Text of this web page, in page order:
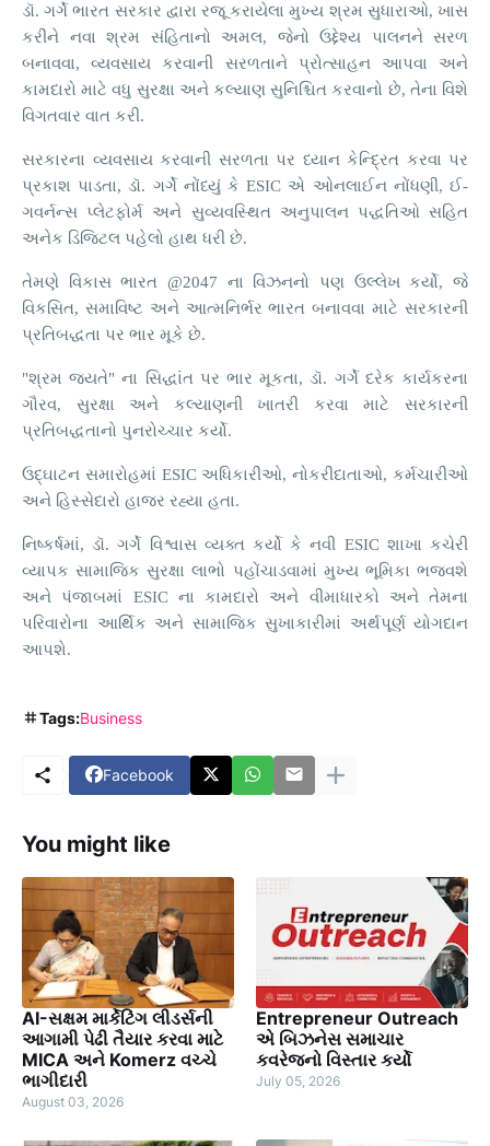
ડૉ. ગર્ગે ભારત સરકાર દ્વારા રજૂ કરાયેલા મુખ્ય શ્રમ સુધારાઓ, ખાસ
કરીને નવા શ્રમ સંહિતાનો અમલ, જેનો ઉદ્દેશ્ય પાલનને સરળ
બનાવવા, વ્યવસાય કરવાની સરળતાને પ્રોત્સાહન આપવા અને
કામદારો માટે વધુ સુરક્ષા અને કલ્યાણ સુનિશ્ચિત કરવાનો છે, તેના વિશે
વિગતવાર વાત કરી.
સરકારના વ્યવસાય કરવાની સરળતા પર ધ્યાન કેન્દ્રિત કરવા પર
પ્રકાશ પાડતા, ડૉ. ગર્ગે નોંધ્યું કે ESIC એ ઓનલાઈન નોંધણી, ઈ-
ગવર્નન્સ પ્લેટફોર્મ અને સુવ્યવસ્થિત અનુપાલન પદ્ધતિઓ સહિત
અનેક ડિજિટલ પહેલો હાથ ધરી છે.
તેમણે વિકાસ ભારત @2047 ના વિઝનનો પણ ઉલ્લેખ કર્યો, જે
વિકસિત, સમાવિષ્ટ અને આત્મનિર્ભર ભારત બનાવવા માટે સરકારની
પ્રતિબદ્ધતા પર ભાર મૂકે છે.
"શ્રમ જયતે" ના સિદ્ધાંત પર ભાર મૂકતા, ડૉ. ગર્ગે દરેક કાર્યકરના
ગૌરવ, સુરક્ષા અને કલ્યાણની ખાતરી કરવા માટે સરકારની
પ્રતિબદ્ધતાનો પુનરોચ્ચાર કર્યો.
ઉદ્ઘાટન સમારોહમાં ESIC અધિકારીઓ, નોકરીદાતાઓ, કર્મચારીઓ
અને હિસ્સેદારો હાજર રહ્યા હતા.
નિષ્કર્ષમાં, ડૉ. ગર્ગે વિશ્વાસ વ્યક્ત કર્યો કે નવી ESIC શાખા કચેરી
વ્યાપક સામાજિક સુરક્ષા લાભો પહોંચાડવામાં મુખ્ય ભૂમિકા ભજવશે
અને પંજાબમાં ESIC ના કામદારો અને વીમાધારકો અને તેમના
પરિવારોના આર્થિક અને સામાજિક સુખાકારીમાં અર્થપૂર્ણ યોગદાન
આપશે.
Tags:Business
Facebook
You might like
AI-સક્ષમ માર્કેટિંગ લીડર્સની
આગામી પેઢી તૈયાર કરવા માટે
MICA અને Komerz વચ્ચે
ભાગીદારી
August 03, 2026
Entrepreneur Outreach
એ બિઝનેસ સમાચાર
કવરેજનો વિસ્તાર કર્યો
July 05, 2026